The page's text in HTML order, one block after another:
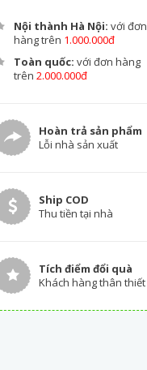
Nội thành Hà Nội: với đơn
hàng trên 1.000.000đ
Toàn quốc: với đơn hàng
trên 2.000.000đ
Hoàn trả sản phẩm
Lỗi nhà sản xuất
Ship COD
Thu tiền tại nhà
Tích điểm đổi quà
Khách hàng thân thiết